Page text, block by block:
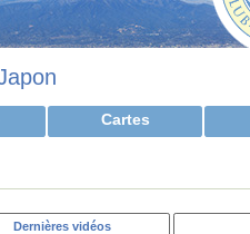
Cartes
Dernières vidéos